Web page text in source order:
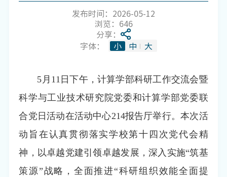
发布时间：2026-05-12
浏览： 646
分享：
字体：
小 中 大
5月11日下午，计算学部科研工作交流会暨
科学与工业技术研究院党委和计算学部党委联
合党日活动在活动中心214报告厅举行。本次活
动旨在认真贯彻落实学校第十四次党代会精
神，以卓越党建引领卓越发展，深入实施“筑基
策源”战略，全面推进“科研组织效能全面提